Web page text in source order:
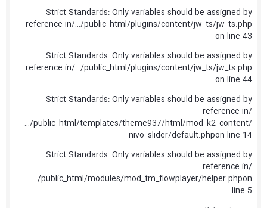
Strict Standards: Only variables should be assigned by
reference in/…/public_html/plugins/content/jw_ts/jw_ts.php
on line 43
Strict Standards: Only variables should be assigned by
reference in/…/public_html/plugins/content/jw_ts/jw_ts.php
on line 44
Strict Standards: Only variables should be assigned by
reference in/
…/public_html/templates/theme937/html/mod_k2_content/
nivo_slider/default.phpon line 14
Strict Standards: Only variables should be assigned by
reference in/
…/public_html/modules/mod_tm_flowplayer/helper.phpon
line 5